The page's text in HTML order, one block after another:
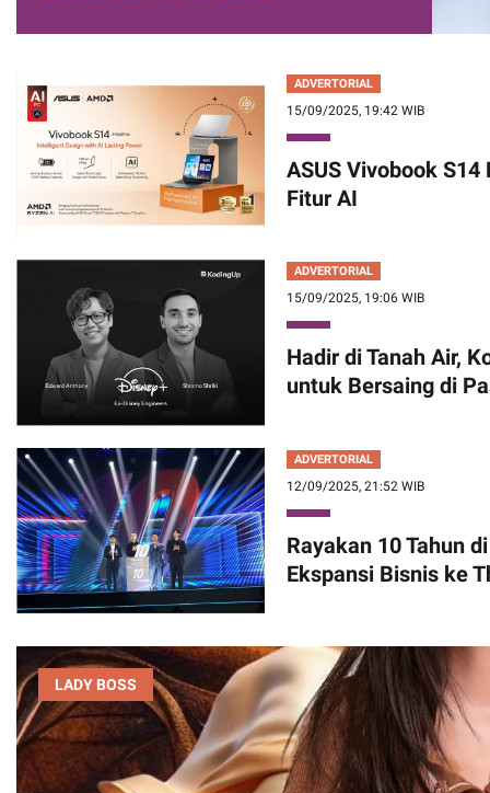
ADVERTORIAL
15/09/2025, 19:42 WIB
ASUS Vivobook
Fitur AI
ADVERTORIAL
15/09/2025, 19:06 WIB
Hadir di Tanah Air,
untuk Bersaing di
ADVERTORIAL
12/09/2025, 21:52 WIB
Rayakan 10 Tahun
Ekspansi Bisnis ke
LADY BOSS